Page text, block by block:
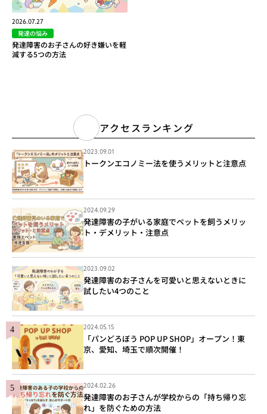
2026.07.27
発達の悩み
発達障害のお子さんの好き嫌いを軽
減する5つの方法
アクセスランキング
2023.09.01
トークンエコノミー法を使うメリットと注意点
2024.09.29
発達障害の子がいる家庭でペットを飼うメリッ
ト・デメリット・注意点
2023.09.02
発達障害のお子さんを可愛いと思えないときに
試したい4つのこと
2024.05.15
「パンどろぼう POP UP SHOP」オープン！東
京、愛知、埼玉で順次開催！
2024.02.26
発達障害のお子さんが学校からの「持ち帰り忘
れ」を防ぐための方法